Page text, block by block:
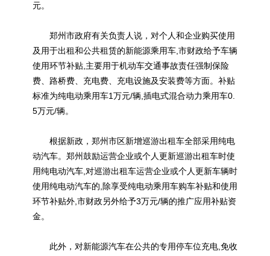
元。
郑州市政府有关负责人说，对个人和企业购买使用
及用于出租和公共租赁的新能源乘用车,市财政给予车辆
使用环节补贴,主要用于机动车交通事故责任强制保险
费、路桥费、充电费、充电设施及安装费等方面。补贴
标准为纯电动乘用车1万元/辆,插电式混合动力乘用车0.
5万元/辆。
根据新政，郑州市区新增巡游出租车全部采用纯电
动汽车。郑州鼓励运营企业或个人更新巡游出租车时使
用纯电动汽车,对巡游出租车运营企业或个人更新车辆时
使用纯电动汽车的,除享受纯电动乘用车购车补贴和使用
环节补贴外,市财政另外给予3万元/辆的推广应用补贴资
金。
此外，对新能源汽车在公共的专用停车位充电,免收